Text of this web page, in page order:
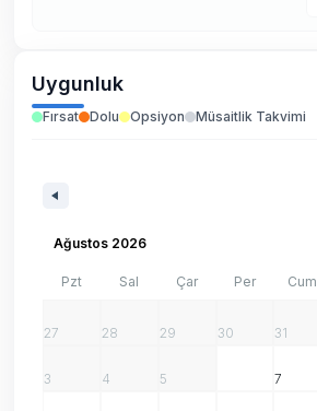
Uygunluk
Fırsat Dolu Opsiyon Müsaitlik Takvimi
Ağustos 2026
Pzt Sal Çar Per Cum
27 28 29 30 31
3 4 5 7